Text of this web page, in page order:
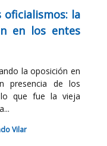
oficialismos: la
en los entes
la oposición en
presencia de los
que fue la vieja
Vilar